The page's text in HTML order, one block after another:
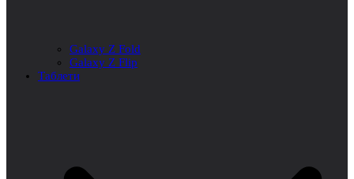
Galaxy Z Fold
Galaxy Z Flip
Таблети